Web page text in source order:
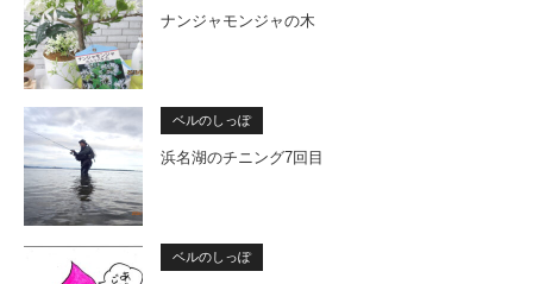
ナンジャモンジャの木
ベルのしっぽ
浜名湖のチニング7回目
ベルのしっぽ